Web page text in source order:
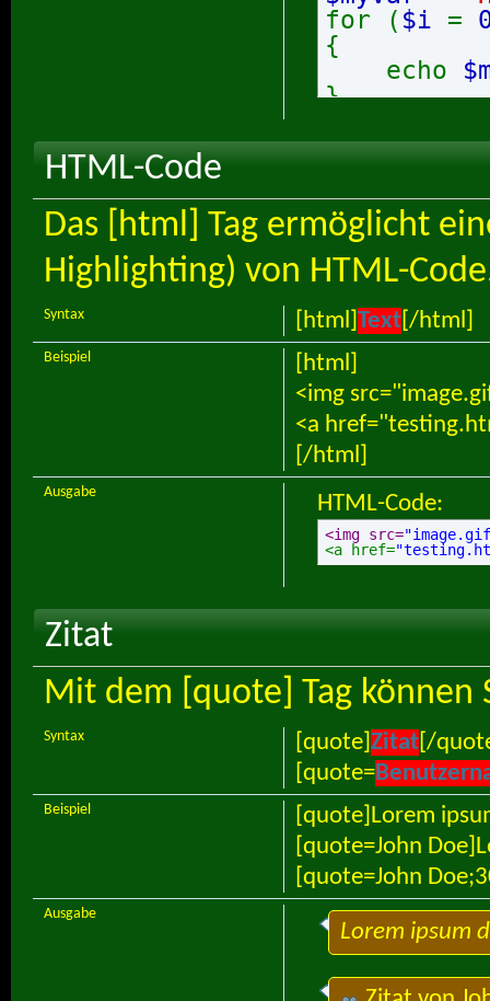
for ( $i =
{
echo
}
HTML-Code
Das [html] Tag ermöglicht
Highlighting) von HTML-
[html] Text[/html]
Syntax
[html]
<img
<a
[/html]
Beispiel
HTML-Code:
<img src=
<a href=
Ausgabe
Zitat
Mit dem [quote] Tag können
[quote] Zitat[/
[quote=
Syntax
[quote]Lorem
[quote=John
[quote=John
Beispiel
Lorem ipsum
Ausgabe